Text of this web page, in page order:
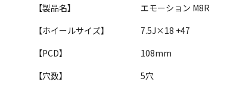
【製品名】
エモーション M8R
【ホイールサイズ】
7.5J×18 +47
【PCD】
108mm
【穴数】
5穴